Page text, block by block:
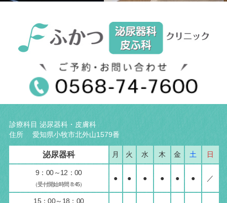
診療科目 泌尿器科・皮膚科
住所 愛知県小牧市北外山1579番
泌尿器科 月 火 水 木 金 土 日
9：00～12：00
（受付開始時間 8:45）
● ● ● ● ● ● ／
15：00～18：00